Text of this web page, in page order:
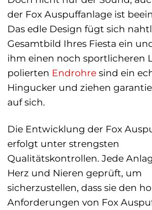
der Fox Auspuffanlage ist
Das edle Design fügt sich
Gesamtbild Ihres Fiesta ein
ihm einen noch sportlicheren
polierten Endrohre sind ein
Hingucker und ziehen
auf sich.
Die Entwicklung der Fox
erfolgt unter strengsten
Qualitätskontrollen. Jede
Herz und Nieren geprüft, um
sicherzustellen, dass sie den
Anforderungen von Fox